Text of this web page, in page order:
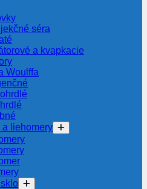
séra
a kvapkacie
Woulffa
a liehomery